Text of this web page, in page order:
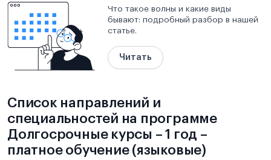
Что такое волны и какие виды
бывают: подробный разбор в нашей
статье.
Читать
Список направлений и
специальностей на программе
Долгосрочные курсы – 1 год –
платное обучение (языковые)